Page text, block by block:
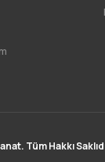
Tüm Hakkı